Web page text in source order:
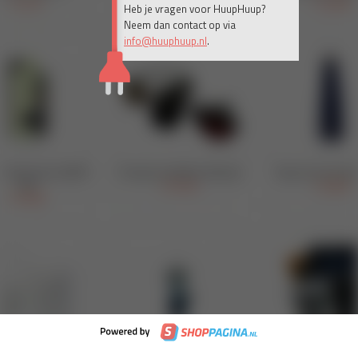
Heb je vragen voor HuupHuup?
Neem dan contact op via
info@huuphuup.nl.